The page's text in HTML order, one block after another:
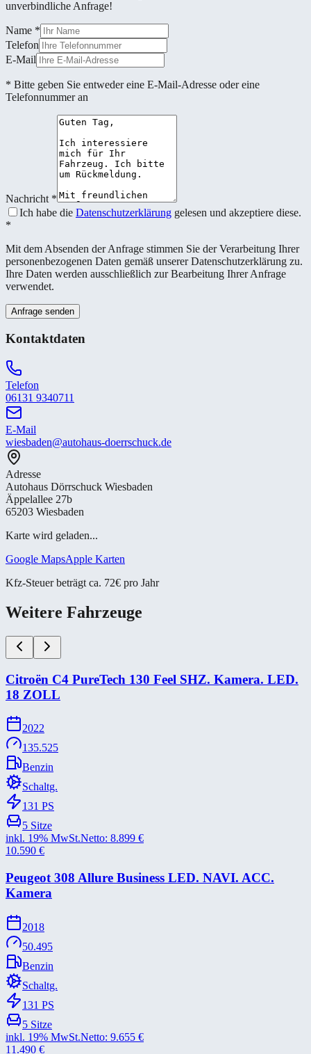
unverbindliche Anfrage!
Name *
Telefon
E-Mail
* Bitte geben Sie entweder eine E-Mail-Adresse oder eine
Telefonnummer an
Nachricht *
Ich habe die Datenschutzerklärung gelesen und akzeptiere diese.
*
Mit dem Absenden der Anfrage stimmen Sie der Verarbeitung Ihrer
personenbezogenen Daten gemäß unserer Datenschutzerklärung zu.
Ihre Daten werden ausschließlich zur Bearbeitung Ihrer Anfrage
verwendet.
Anfrage senden
Kontaktdaten
Telefon
06131 9340711
E-Mail
wiesbaden@autohaus-doerrschuck.de
Adresse
Autohaus Dörrschuck Wiesbaden
Äppelallee 27b
65203 Wiesbaden
Karte wird geladen...
Google MapsApple Karten
Kfz-Steuer beträgt ca. 72€ pro Jahr
Weitere Fahrzeuge
Citroën C4 PureTech 130 Feel SHZ. Kamera. LED.
18 ZOLL
2022
135.525
Benzin
Schaltg.
131 PS
5 Sitze
inkl. 19% MwSt.Netto: 8.899 €
10.590 €
Peugeot 308 Allure Business LED. NAVI. ACC.
Kamera
2018
50.495
Benzin
Schaltg.
131 PS
5 Sitze
inkl. 19% MwSt.Netto: 9.655 €
11.490 €